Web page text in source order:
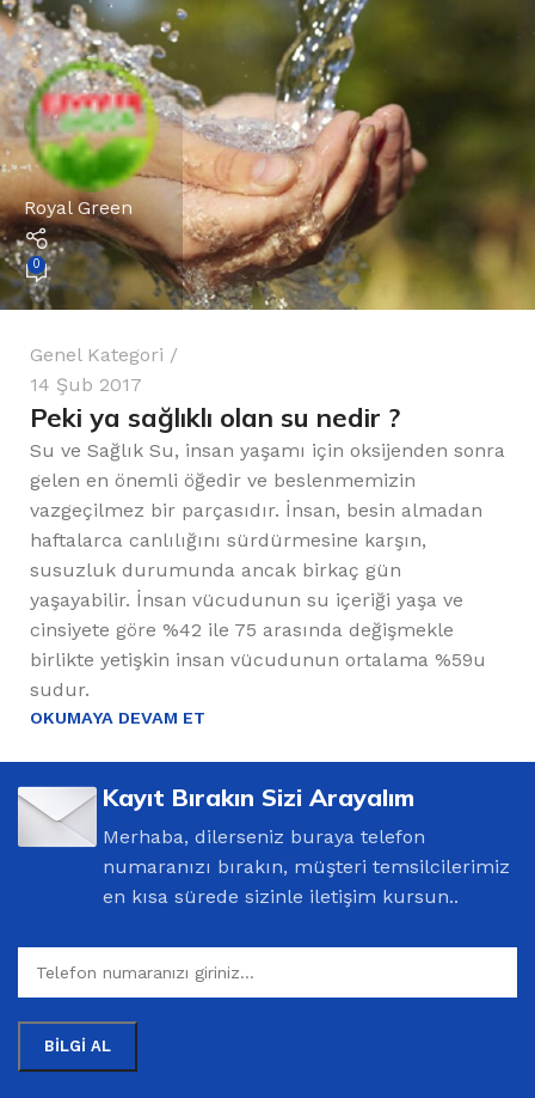
Royal Green
0
Genel Kategori
14 Şub 2017
Peki ya sağlıklı olan su nedir ?
Su ve Sağlık Su, insan yaşamı için oksijenden sonra
gelen en önemli öğedir ve beslenmemizin
vazgeçilmez bir parçasıdır. İnsan, besin almadan
haftalarca canlılığını sürdürmesine karşın,
susuzluk durumunda ancak birkaç gün
yaşayabilir. İnsan vücudunun su içeriği yaşa ve
cinsiyete göre %42 ile 75 arasında değişmekle
birlikte yetişkin insan vücudunun ortalama %59u
sudur.
OKUMAYA DEVAM ET
Kayıt Bırakın Sizi Arayalım
Merhaba, dilerseniz buraya telefon
numaranızı bırakın, müşteri temsilcilerimiz
en kısa sürede sizinle iletişim kursun..